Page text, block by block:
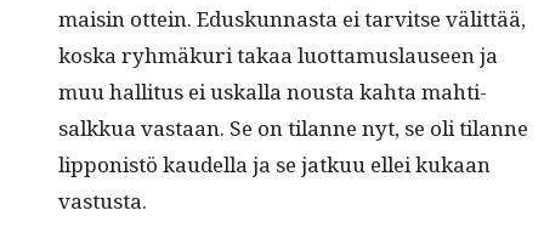
maisin ottein. Eduskun­nas­ta ei tarvitse välit­tää,
kos­ka ryh­mäkuri takaa luot­ta­mus­lauseen ja
muu hal­li­tus ei uskalla nous­ta kah­ta mahti­
salkkua vas­taan. Se on tilanne nyt, se oli tilanne
lip­pon­istö kaudel­la ja se jatkuu ellei kukaan
vastusta.